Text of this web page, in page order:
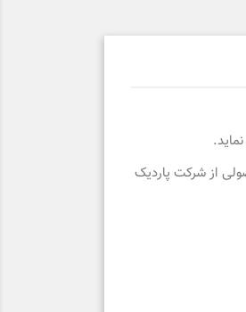
از شرکت پاردیک